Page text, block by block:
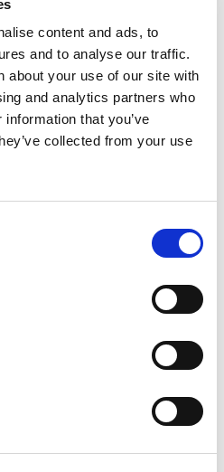
content and ads, to
and to analyse our traffic.
about your use of our site with
and analytics partners who
that you’ve
collected from your use
incl. BTW